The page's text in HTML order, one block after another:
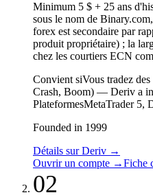
Minimum 5 $ + 25 ans
sous le nom de
forex est secondaire par
produit propriétaire) ; la
chez les courtiers ECN
Convient siVous tradez
Crash, Boom) — Deriv a
PlateformesMetaTrader 5,
Founded in 1999
Détails sur Deriv →
Ouvrir un compte →Fiche
02